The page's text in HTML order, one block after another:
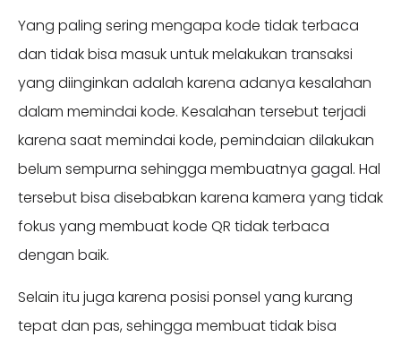
Yang paling sering mengapa kode tidak terbaca
dan tidak bisa masuk untuk melakukan transaksi
yang diinginkan adalah karena adanya kesalahan
dalam memindai kode. Kesalahan tersebut terjadi
karena saat memindai kode, pemindaian dilakukan
belum sempurna sehingga membuatnya gagal. Hal
tersebut bisa disebabkan karena kamera yang tidak
fokus yang membuat kode QR tidak terbaca
dengan baik.
Selain itu juga karena posisi ponsel yang kurang
tepat dan pas, sehingga membuat tidak bisa